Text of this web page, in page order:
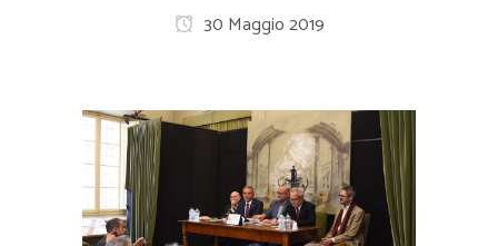
30 Maggio 2019